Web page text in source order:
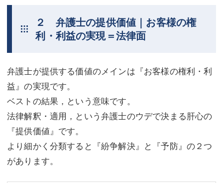
２ 弁護士の提供価値｜お客様の権
利・利益の実現＝法律面
弁護士が提供する価値のメインは『お客様の権利・利
益』の実現です。
ベストの結果，という意味です。
法律解釈・適用，という弁護士のウデで決まる肝心の
『提供価値』です。
より細かく分類すると『紛争解決』と『予防』の２つ
があります。